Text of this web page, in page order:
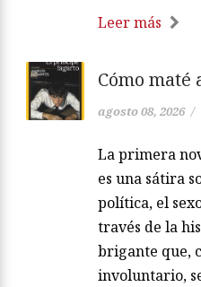
Leer más
Cómo maté
agosto 08, 2026 /
La primera
es una sátira
política, el
través de la
brigante que,
involuntario,